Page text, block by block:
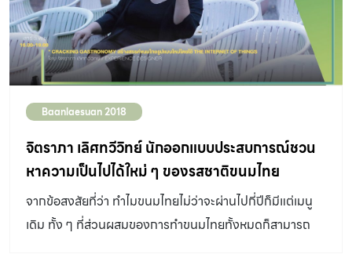
Baanlaesuan 2018
จิตราภา เลิศทวีวิทย์ นักออกแบบประสบการณ์ชวน
หาความเป็นไปได้ใหม่ ๆ ของรสชาติขนมไทย
จากข้อสงสัยที่ว่า ทำไมขนมไทยไม่ว่าจะผ่านไปกี่ปีก็มีแต่เมนู
เดิม ทั้ง ๆ ที่ส่วนผสมของการทำขนมไทยทั้งหมดก็สามารถ